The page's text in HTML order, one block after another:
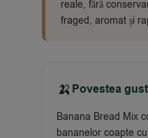
reale, fără
fraged, aromat și
🍌 Povestea
Banana Bread Mix
bananelor coapte